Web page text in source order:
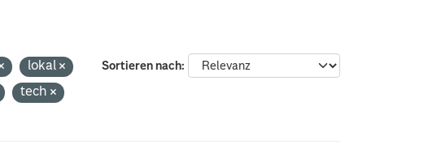
Sortieren nach
lokal
tech